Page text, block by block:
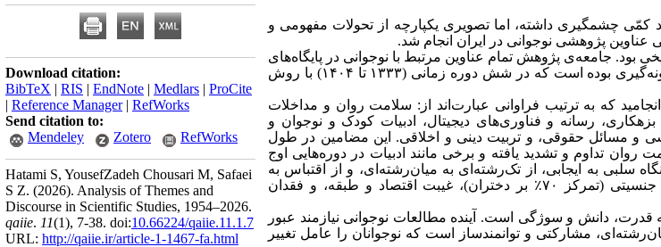
چشمگیری داشته، اما تصویری یکپارچه از تحولات مفهومی و
عناوین پژوهشی نوجوانی در ایران انجام شد.
بود. جامعه‌ی پژوهش تمام عناوین مرتبط با نوجوانی در پایگاه‌های
نورمگز، جهاد دانشگاهی و گنج ایرانداک (۲۱۵۰۰ عنوان) بدون نمونه‌گیری بوده است که در شش دوره زمانی (۱۳۳۳ تا ۱۴۰۴) با روش
که به ترتیب فراوانی عبارت‌اند از: سلامت روان و مداخلات
رسانه و فناوری‌های دیجیتال، ادبیات کودک و نوجوان و
و مسائل حقوقی، و تربیت دینی و اخلاقی. این مضامین در طول
تداوم و تشدید یافته و برخی مانند ادبیات در دوره‌هایی اوج
سلبی به ایجابی، از تک‌رشته‌ای به میان‌رشته‌ای، و از اقتباس به
(تمرکز ۷۰
٪ بر دختران)، غیبت اقتصاد و طبقه، و فقدان
قدرت، دانش و سوژگی است. آینده مطالعات نوجوانی نیازمند عبور
مشارکتی و توانمندساز است که نوجوانان را عامل تغییر
Download citation:
BibTeX | RIS | EndNote | Medlars | ProCite
| Reference Manager| RefWorks
Send citation to:
Mendeley
Zotero RefWorks
Hatami S, YousefZadeh Chousari M, Safaei
S Z. (2026). Analysis of Themes and
Discourse in Scientific Studies, 1954–2026.
qaiie. 11(1), 7-38. doi:10.66224/qaiie.11.1.7
URL: http://qaiie.ir/article-1-1467-fa.html